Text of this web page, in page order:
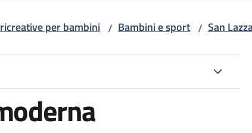
per bambini / Bambini e sport / San